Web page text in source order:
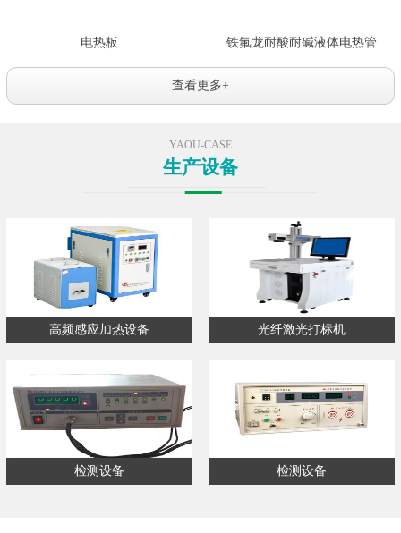
电热板 铁氟龙耐酸耐碱液体电热管
查看更多+
YAOU-CASE
生产设备
高频感应加热设备 光纤激光打标机
检测设备 检测设备